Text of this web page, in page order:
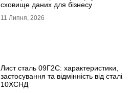
сховище даних для бізнесу
11 Липня, 2026
Лист сталь 09Г2С: характеристики,
застосування та відмінність від сталі
10ХСНД